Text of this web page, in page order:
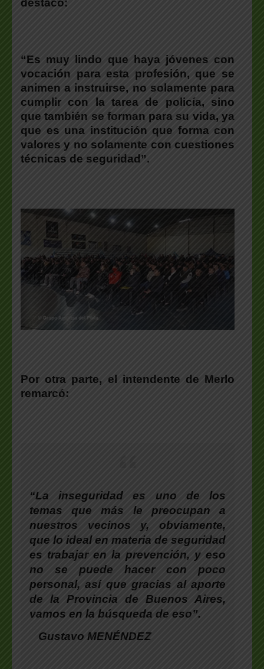
destacó:
“Es muy lindo que haya jóvenes con
vocación para esta profesión, que se
animen a instruirse, no solamente para
cumplir con la tarea de policía, sino
que también se forman para su vida, ya
que es una institución que forma con
valores y no solamente con cuestiones
técnicas de seguridad”.
Por otra parte, el intendente de Merlo
remarcó:
“La inseguridad es uno de los
temas que más le preocupan a
nuestros vecinos y, obviamente,
que lo ideal en materia de seguridad
es trabajar en la prevención, y eso
no se puede hacer con poco
personal, así que gracias al aporte
de la Provincia de Buenos Aires,
vamos en la búsqueda de eso”.
Gustavo MENÉNDEZ